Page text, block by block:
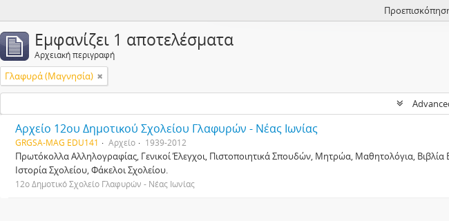
Εμφανίζει 1 αποτελέσματα
Αρχειακή περιγραφή
Γλαφυρά (Μαγνησία)
Αρχείο 12ου Δημοτικού Σχολείου Γλαφυρών - Νέας Ιωνίας
GRGSA-MAG EDU141 Αρχείο 1939-2012
Πρωτόκολλα Αλληλογραφίας, Γενικοί Έλεγχοι, Πιστοποιητικά Σπουδών, Μητρώα, Μαθητολόγια, Βιβλία
Ιστορία Σχολείου, Φάκελοι Σχολείου.
12ο Δημοτικό Σχολείο Γλαφυρών - Νέας Ιωνίας